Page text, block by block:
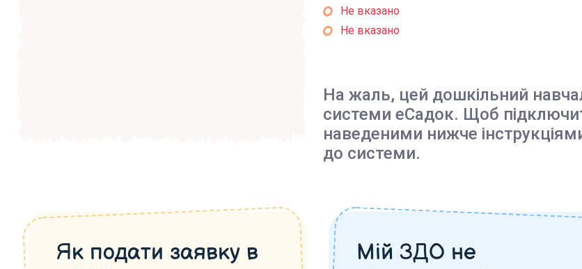
Не вказано
Не вказано
На жаль, цей дошкільний
системи еСадок. Щоб
наведеними нижче
до системи.
Як подати заявку в
Мій ЗДО не